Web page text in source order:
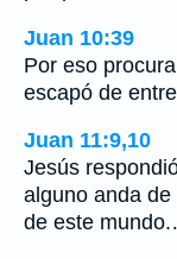
Juan 10:39
Por eso
escapó de
Juan 11:9,10
Jesús
alguno anda
de este